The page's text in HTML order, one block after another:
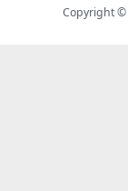
Copyright ©